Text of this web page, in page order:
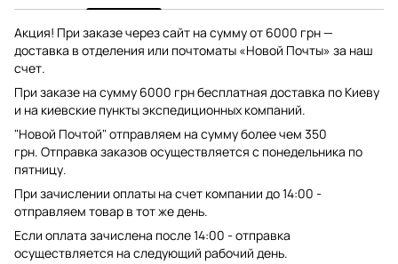
Акция! При заказе через сайт на сумму от 6000 грн —
доставка в отделения или почтоматы «Новой Почты» за наш
счет.
При заказе на сумму 6000 грн бесплатная доставка по Киеву
и на киевские пункты экспедиционных компаний.
"Новой Почтой" отправляем на сумму более чем 350
грн. Отправка заказов осуществляется с понедельника по
пятницу.
При зачислении оплаты на счет компании до 14:00 -
отправляем товар в тот же день.
Если оплата зачислена после 14:00 - отправка
осуществляется на следующий рабочий день.